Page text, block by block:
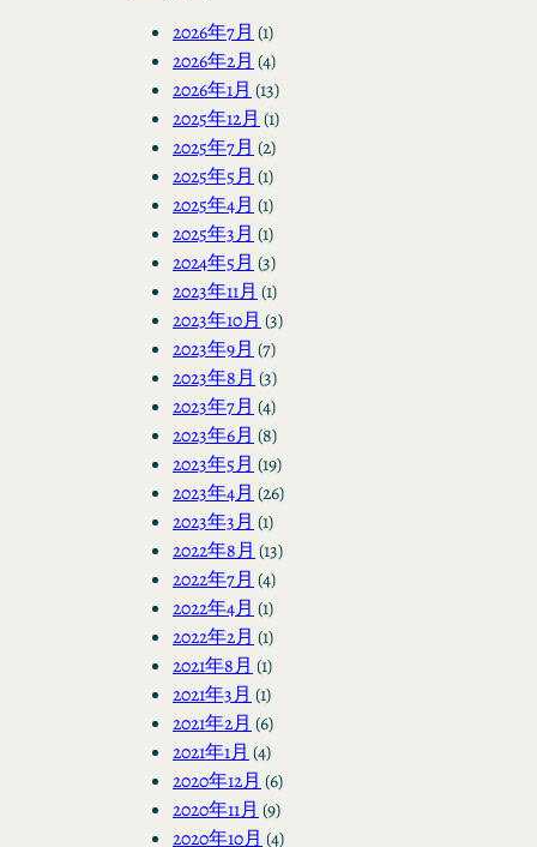
2026年7月 (1)
2026年2月 (4)
2026年1月 (13)
2025年12月 (1)
2025年7月 (2)
2025年5月 (1)
2025年4月 (1)
2025年3月 (1)
2024年5月 (3)
2023年11月 (1)
2023年10月 (3)
2023年9月 (7)
2023年8月 (3)
2023年7月 (4)
2023年6月 (8)
2023年5月 (19)
2023年4月 (26)
2023年3月 (1)
2022年8月 (13)
2022年7月 (4)
2022年4月 (1)
2022年2月 (1)
2021年8月 (1)
2021年3月 (1)
2021年2月 (6)
2021年1月 (4)
2020年12月 (6)
2020年11月 (9)
2020年10月 (4)